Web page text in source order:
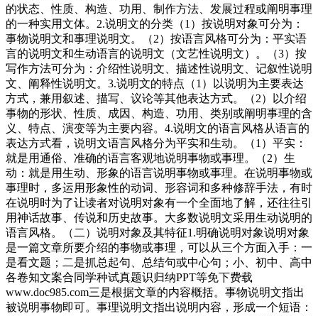
的状态、性质、构造、功用、制作方法、发展过程或阐明事理
的一种实用文体。2.说明文的分类（1）按说明对象可分为：
事物说明文和事理说明文。（2）按语言风格可分为：平实语
言的说明文和生动语言的说明文（文艺性说明文）。（3）按
写作方法可分为：介绍性说明文、描述性说明文、记叙性说明
文、阐释性说明文。3.说明文的特点（1）以说明为主要表达
方式，兼用叙述、描写、议论等其他表达方式。（2）以介绍
事物的形状、性质、成因、构造、功用、类别或阐明事理的含
义、特点、演变等为主要内容。4.说明文的语言风格从语言的
表达方式看，说明文语言风格分为平实和生动。（1）平实：
就是用通俗、准确的语言客观地说明事物或事理。（2）生
动：就是用生动、形象的语言说明事物或事理。在说明事物或
事理时，多运用形象性的动词、形容词和多种修辞手法，有时
在说明时为了让读者对说明对象有一个全面地了解，还往往引
用神话故事、传说和历史故事。大多数说明文采用生动说明的
语言风格。（二）说明对象及其特征1.明确说明对象说明对象
是一篇文章所要介绍的事物或事理，可以从三个方面入手：一
是看文题；二是抓总起句、总结句或中心句；小、初中、高中
各卷知文案合同学种试真题识归纳PPT等免下费载
www.doc985.com三是根据文章的内容概括。事物说明文指出
被说明事物即可。事理说明文指出说明内容，形成一个短语：